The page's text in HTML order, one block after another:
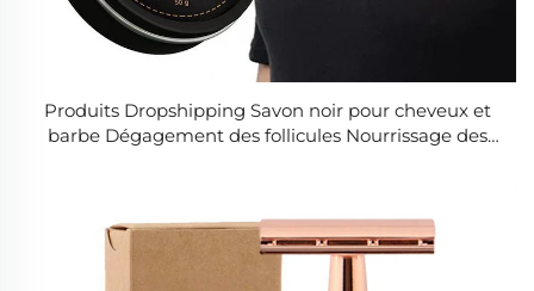
Produits Dropshipping Savon noir pour cheveux et
barbe Dégagement des follicules Nourrissage des